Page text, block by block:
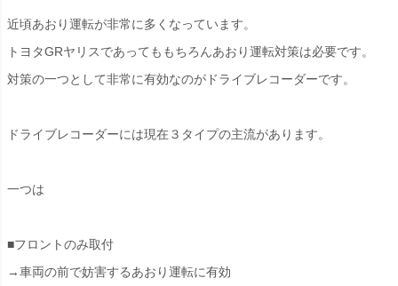
近頃あおり運転が非常に多くなっています。
トヨタGRヤリスであってももちろんあおり運転対策は必要です。
対策の一つとして非常に有効なのがドライブレコーダーです。
ドライブレコーダーには現在３タイプの主流があります。
一つは
■フロントのみ取付
→車両の前で妨害するあおり運転に有効